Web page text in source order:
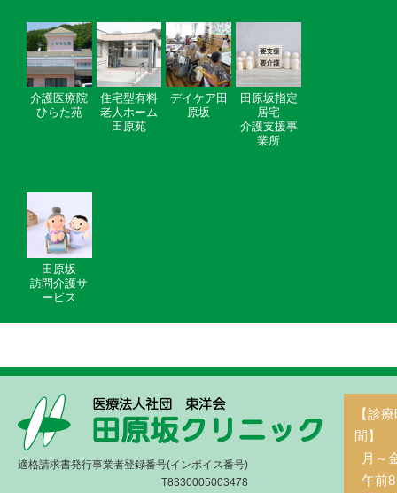
介護医療院
ひらた苑
住宅型有料
老人ホーム
田原苑
デイケア田
原坂
田原坂指定
居宅
介護支援事
業所
田原坂
訪問介護サ
ービス
適格請求書発行事業者登録番号(インボイス番号)
T8330005003478
【診
間】
月～
午前